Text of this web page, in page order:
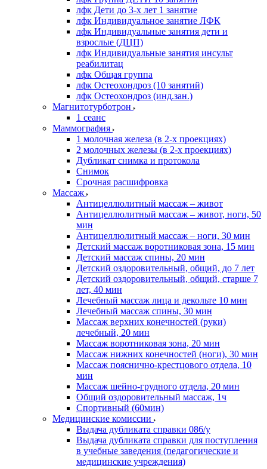
лфк Дети до 3-х лет 1 занятие
лфк Индивидуальное занятие ЛФК
лфк Индивидуальные занятия дети и
взрослые (ДЦП)
лфк Индивидуальные занятия инсульт
реабилитац
лфк Общая группа
лфк Остеохондроз (10 занятий)
лфк Остеохондроз (инд.зан.)
Магнитотурботрон
1 сеанс
Маммография
1 молочная железа (в 2-х проекциях)
2 молочных железы (в 2-х проекциях)
Дубликат снимка и протокола
Снимок
Срочная расшифровка
Массаж
Антицеллюлитный массаж – живот
Антицеллюлитный массаж – живот, ноги, 50
мин
Антицеллюлитный массаж – ноги, 30 мин
Детский массаж воротниковая зона, 15 мин
Детский массаж спины, 20 мин
Детский оздоровительный, общий, до 7 лет
Детский оздоровительный, общий, старше 7
лет, 40 мин
Лечебный массаж лица и декольте 10 мин
Лечебный массаж спины, 30 мин
Массаж верхних конечностей (руки)
лечебный, 20 мин
Массаж воротниковая зона, 20 мин
Массаж нижних конечностей (ноги), 30 мин
Массаж пояснично-крестцового отдела, 10
мин
Массаж шейно-грудного отдела, 20 мин
Общий оздоровительный массаж, 1ч
Спортивный (60мин)
Медицинские комиссии
Выдача дубликата справки 086/у
Выдача дубликата справки для поступления
в учебные заведения (педагогические и
медицинские учреждения)